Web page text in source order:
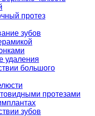
протез
зубов
удаления
большого
протезами
зубов